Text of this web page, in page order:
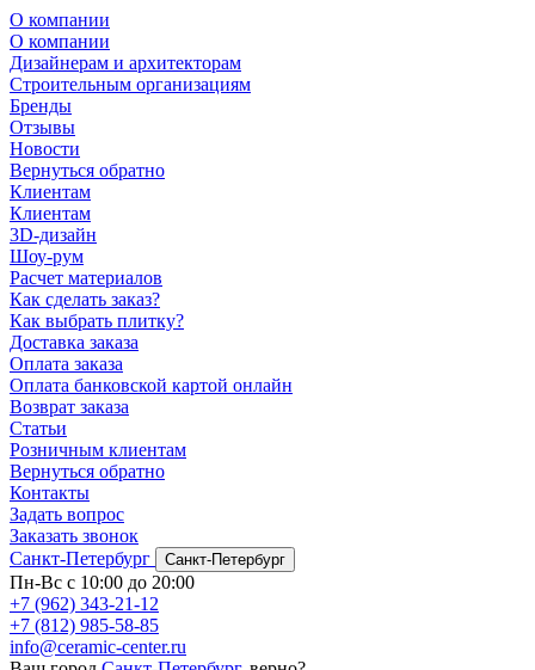
О компании
О компании
Дизайнерам и архитекторам
Строительным организациям
Бренды
Отзывы
Новости
Вернуться обратно
Клиентам
Клиентам
3D-дизайн
Шоу-рум
Расчет материалов
Как сделать заказ?
Как выбрать плитку?
Доставка заказа
Оплата заказа
Оплата банковской картой онлайн
Возврат заказа
Статьи
Розничным клиентам
Вернуться обратно
Контакты
Задать вопрос
Заказать звонок
Санкт-Петербург
Санкт-Петербург
Пн-Вс с 10:00 до 20:00
+7 (962) 343-21-12
+7 (812) 985-58-85
info@ceramic-center.ru